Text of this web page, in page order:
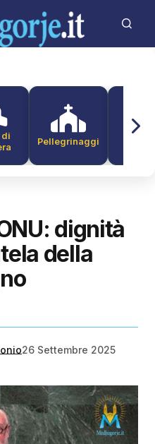
di
Pellegrinaggi
dignità
della
26 Settembre 2025